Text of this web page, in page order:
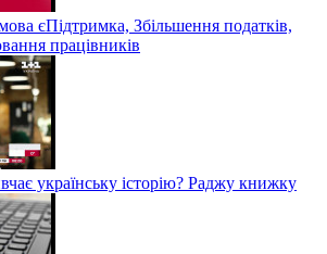
єПідтримка, Збільшення податків,
працівників
українську історію? Раджу книжку